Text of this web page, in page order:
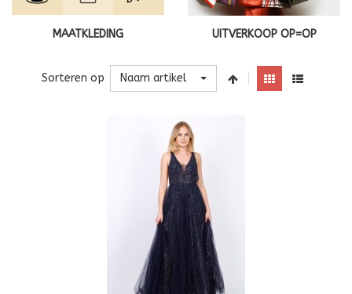
MAATKLEDING UITVERKOOP OP=OP
Sorteren op Naam artikel